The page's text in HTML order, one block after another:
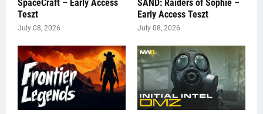
SpaceCraft – Early Access
Teszt
July 08, 2026
SAND: Raiders of Sophie –
Early Access Teszt
July 08, 2026